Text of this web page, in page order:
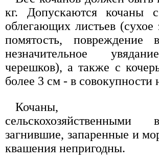
кг. Допускаются кочаны
облегающих листьев (сухое
помятость, повреждение
незначительное
черешков), а также с
более 3 см - в совокупности
Кочаны,
сельскохозяйственными
загнившие, запаренные и
квашения непригодны.